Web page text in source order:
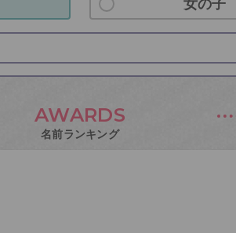
女の子
AWARDS
名前ランキング